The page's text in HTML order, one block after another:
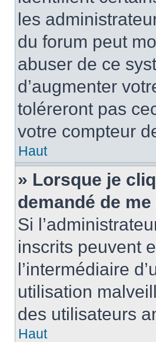
les
du forum peut
abuser de ce
d’augmenter
toléreront pas
votre compteur
Haut
» Lorsque je
demandé de
Si
inscrits peuvent
l’intermédiaire
utilisation
des utilisateurs
Haut